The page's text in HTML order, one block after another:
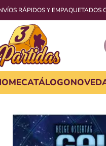
RÁPIDOS Y EMPAQUETADOS
CATÁLOGO